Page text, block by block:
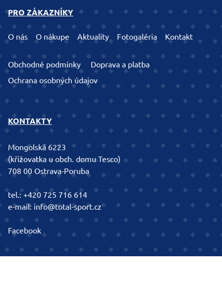
PRO ZÁKAZNÍKY
O nás O nákupe Aktuality Fotogaléria Kontakt
Obchodné podmínky
Doprava a platba
Ochrana osobných údajov
KONTAKTY
Mongolská 6223
(křižovatka u obch. domu Tesco)
708 00 Ostrava-Poruba
tel.:+420 725 716 614
e-mail: info@total-sport.cz
Facebook